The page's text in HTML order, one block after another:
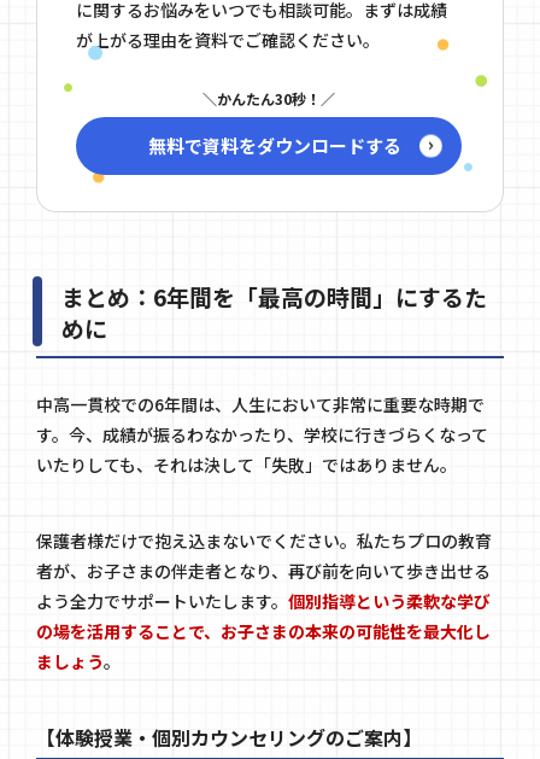
に関するお悩みをいつでも相談可能。まずは成績
が上がる理由を資料でご確認ください。
かんたん30秒！
無料で資料をダウンロードする
まとめ：6年間を「最高の時間」にするた
めに
中高一貫校での6年間は、人生において非常に重要な時期で
す。今、成績が振るわなかったり、学校に行きづらくなって
いたりしても、それは決して「失敗」ではありません。
保護者様だけで抱え込まないでください。私たちプロの教育
者が、お子さまの伴走者となり、再び前を向いて歩き出せる
よう全力でサポートいたします。 個別指導という柔軟な学び
の場を活用することで、お子さまの本来の可能性を最大化し
ましょう。
【体験授業・個別カウンセリングのご案内】